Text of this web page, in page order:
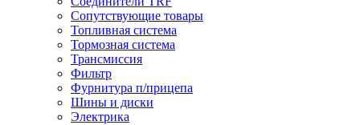
Сопутствующие товары
Топливная система
Тормозная система
Трансмиссия
Фильтр
Фурнитура п/прицепа
Шины и диски
Электрика